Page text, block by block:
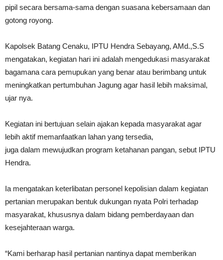
pipil secara bersama-sama dengan suasana kebersamaan dan
gotong royong.
Kapolsek Batang Cenaku, IPTU Hendra Sebayang, AMd.,S.S
mengatakan, kegiatan hari ini adalah mengedukasi masyarakat
bagamana cara pemupukan yang benar atau berimbang untuk
meningkatkan pertumbuhan Jagung agar hasil lebih maksimal,
ujar nya.
Kegiatan ini bertujuan selain ajakan kepada masyarakat agar
lebih aktif memanfaatkan lahan yang tersedia,
juga dalam mewujudkan program ketahanan pangan, sebut IPTU
Hendra.
Ia mengatakan keterlibatan personel kepolisian dalam kegiatan
pertanian merupakan bentuk dukungan nyata Polri terhadap
masyarakat, khususnya dalam bidang pemberdayaan dan
kesejahteraan warga.
“Kami berharap hasil pertanian nantinya dapat memberikan